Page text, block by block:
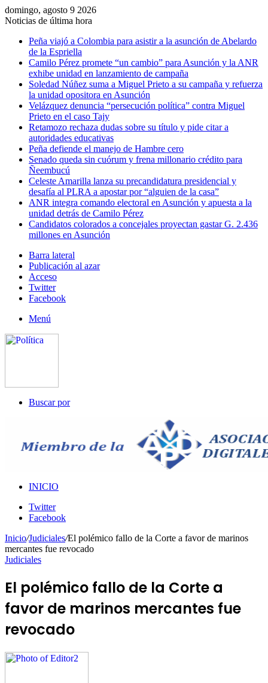
domingo, agosto 9 2026
Noticias de última hora
Peña viajó a Colombia para asistir a la asunción de Abelardo
de la Espriella
Camilo Pérez promete “un cambio” para Asunción y la ANR
exhibe unidad en lanzamiento de campaña
Soledad Núñez suma a Miguel Prieto a su campaña y refuerza
la unidad opositora en Asunción
Velázquez denuncia “persecución política” contra Miguel
Prieto en el caso Tajy
Retamozo rechaza dudas sobre su título y pide citar a
autoridades educativas
Peña defiende el manejo de Hambre cero
Senado queda sin cuórum y frena millonario crédito para
Ñeembucú
Celeste Amarilla lanza su precandidatura presidencial y
desafía al PLRA a apostar por “alguien de la casa”
ANR integra comando electoral en Asunción y apuesta a la
unidad detrás de Camilo Pérez
Candidatos colorados a concejales proyectan gastar G. 2.436
millones en Asunción
Barra lateral
Publicación al azar
Acceso
Twitter
Facebook
Menú
Buscar por
INICIO
Twitter
Facebook
Inicio/Judiciales/El polémico fallo de la Corte a favor de marinos
mercantes fue revocado
Judiciales
El polémico fallo de la Corte a
favor de marinos mercantes fue
revocado